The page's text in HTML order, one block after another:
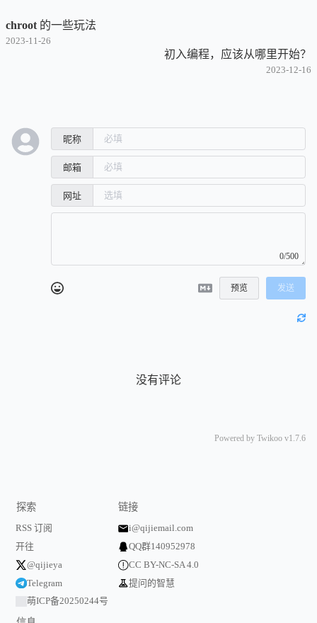
chroot 的一些玩法
2023-11-26
初入编程，应该从哪里开始？
2023-12-16
昵称
邮箱
网址
0/500
预览 发送
没有评论
Powered by Twikoo v1.7.6
探索
RSS 订阅
开往
@qijieya
Telegram
萌ICP备20250244号
链接
i@qijiemail.com
QQ群140952978
CC BY-NC-SA 4.0
提问的智慧